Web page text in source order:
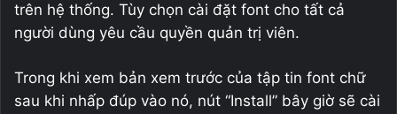
trên hệ thống. Tùy chọn cài đặt font cho tất cả
người dùng yêu cầu quyền quản trị viên.
Trong khi xem bản xem trước của tập tin font chữ
sau khi nhấp đúp vào nó, nút “Install” bây giờ sẽ cài